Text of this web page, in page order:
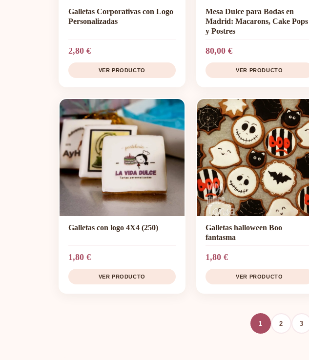
Galletas Corporativas con Logo
Personalizadas
2,80 €
VER PRODUCTO
Mesa Dulce para Bodas en
Madrid: Macarons, Cake Pops
y Postres
80,00 €
VER PRODUCTO
Galletas con logo 4X4 (250)
1,80 €
VER PRODUCTO
Galletas halloween Boo
fantasma
1,80 €
VER PRODUCTO
1 2 3